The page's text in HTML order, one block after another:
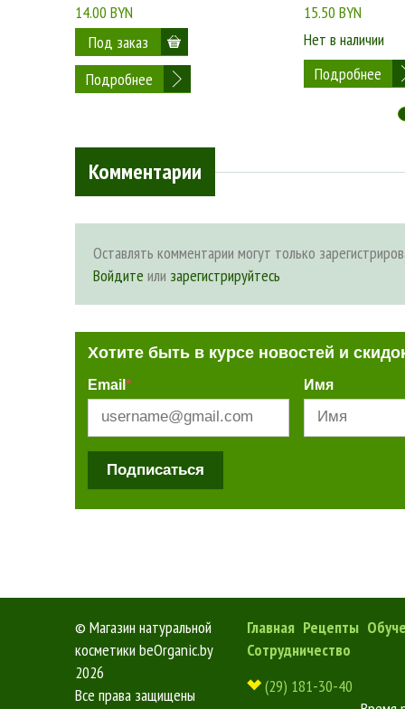
14.00 BYN
Подробнее
15.50 BYN
Нет в наличии
Подробнее
Комментарии
Оставлять комментарии могут только
Войдите или зарегистрируйтесь
Хотите быть в курсе новостей и
Email * Имя
Подписаться
© Магазин натуральной
косметики beOrganic.by
2026
Все права защищены
Главная Рецепты
Сотрудничество
(29) 181-30-40